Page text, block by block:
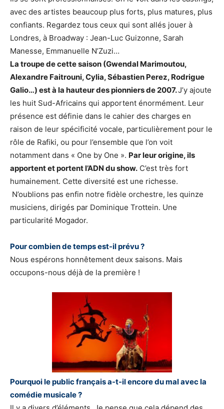
avec des artistes beaucoup plus forts, plus matures, plus
confiants. Regardez tous ceux qui sont allés jouer à
Londres, à Broadway : Jean-Luc Guizonne, Sarah
Manesse, Emmanuelle N’Zuzi…
La troupe de cette saison (Gwendal Marimoutou,
Alexandre Faitrouni, Cylia, Sébastien Perez, Rodrigue
Galio…) est à la hauteur des pionniers de 2007.J’y ajoute
les huit Sud-Africains qui apportent énormément. Leur
présence est définie dans le cahier des charges en
raison de leur spécificité vocale, particulièrement pour le
rôle de Rafiki, ou pour l’ensemble que l’on voit
notamment dans « One by One ». Par leur origine, ils
apportent et portent l’ADN du show. C’est très fort
humainement. Cette diversité est une richesse.
N’oublions pas enfin notre fidèle orchestre, les quinze
musiciens, dirigés par Dominique Trottein. Une
particularité Mogador.
Pour combien de temps est-il prévu ?
Nous espérons honnêtement deux saisons. Mais
occupons-nous déjà de la première !
Pourquoi le public français a-t-il encore du mal avec la
comédie musicale ?